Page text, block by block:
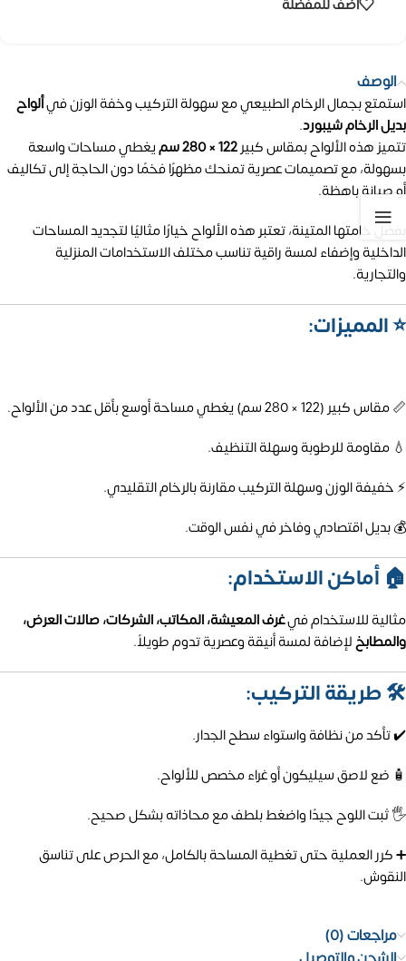
أضف للمفضلة
الوصف
استمتع بجمال الرخام الطبيعي مع سهولة التركيب وخفة الوزن فيألواح
بديل الرخام شيبورد.
تتميز هذه الألواح بمقاس كبير122 × 280 سم
يغطي مساحات واسعة
بسهولة، مع تصميمات عصرية تمنحك مظهرًا فخمًا دون الحاجة إلى تكاليف
أو صيانة باهظة.
بفضل خامتها المتينة، تعتبر هذه الألواح خيارًا مثاليًا لتجديد المساحات
الداخلية وإضفاء لمسة راقية تناسب مختلف الاستخدامات المنزلية
والتجارية.
⭐ المميزات:
📏 مقاس كبير (122 × 280 سم) يغطي مساحة أوسع بأقل عدد من الألواح.
💧 مقاومة للرطوبة وسهلة التنظيف.
⚡ خفيفة الوزن وسهلة التركيب مقارنة بالرخام التقليدي.
💰 بديل اقتصادي وفاخر في نفس الوقت.
🏠 أماكن الاستخدام:
مثالية للاستخدام فيغرف المعيشة، المكاتب، الشركات، صالات العرض،
والمطابخلإضافة لمسة أنيقة وعصرية تدوم طويلاً.
🛠️ طريقة التركيب:
✔️ تأكد من نظافة واستواء سطح الجدار.
🧴 ضع لاصق سيليكون أو غراء مخصص للألواح.
🖐️ ثبت اللوح جيدًا واضغط بلطف مع محاذاته بشكل صحيح.
➕ كرر العملية حتى تغطية المساحة بالكامل، مع الحرص على تناسق
النقوش.
مراجعات (0)